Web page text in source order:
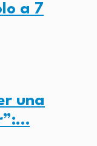
a 7
una